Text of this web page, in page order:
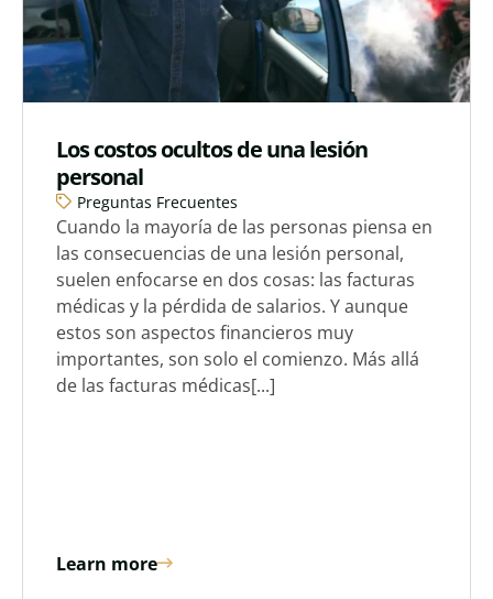
Los costos ocultos de una lesión
personal
Preguntas Frecuentes
Cuando la mayoría de las personas piensa en
las consecuencias de una lesión personal,
suelen enfocarse en dos cosas: las facturas
médicas y la pérdida de salarios. Y aunque
estos son aspectos financieros muy
importantes, son solo el comienzo. Más allá
de las facturas médicas[...]
Learn more